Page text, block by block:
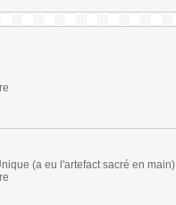
(a eu l'artefact sacré en